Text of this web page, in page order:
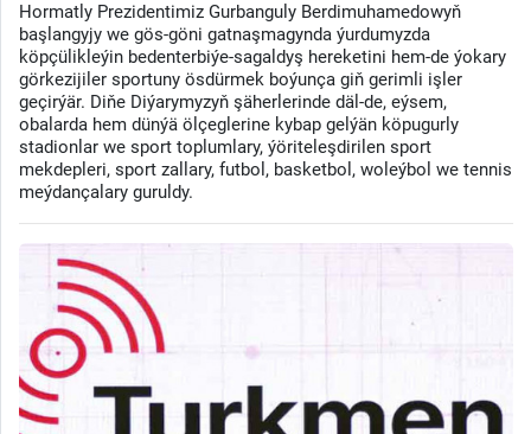
Hormatly Prezidentimiz Gurbanguly Berdimuhamedowyň
başlangyjy we gös-göni gatnaşmagynda ýurdumyzda
köpçülikleýin bedenterbiýe-sagaldyş hereketini hem-de ýokary
görkezijiler sportuny ösdürmek boýunça giň gerimli işler
geçirýär. Diňe Diýarymyzyň şäherlerinde däl-de, eýsem,
obalarda hem dünýä ölçeglerine kybap gelýän köpugurly
stadionlar we sport toplumlary, ýöriteleşdirilen sport
mekdepleri, sport zallary, futbol, basketbol, woleýbol we tennis
meýdançalary guruldy.